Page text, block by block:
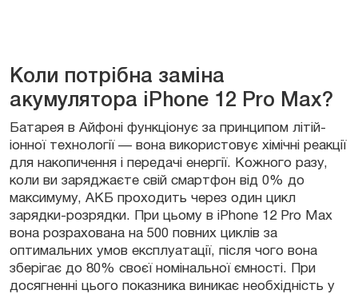
Коли потрібна заміна
акумулятора iPhone 12 Pro Max?
Батарея в Айфоні функціонує за принципом літій-
іонної технології — вона використовує хімічні реакції
для накопичення і передачі енергії. Кожного разу,
коли ви заряджаєте свій смартфон від 0% до
максимуму, АКБ проходить через один цикл
зарядки-розрядки. При цьому в iPhone 12 Pro Max
вона розрахована на 500 повних циклів за
оптимальних умов експлуатації, після чого вона
зберігає до 80% своєї номінальної ємності. При
досягненні цього показника виникає необхідність у